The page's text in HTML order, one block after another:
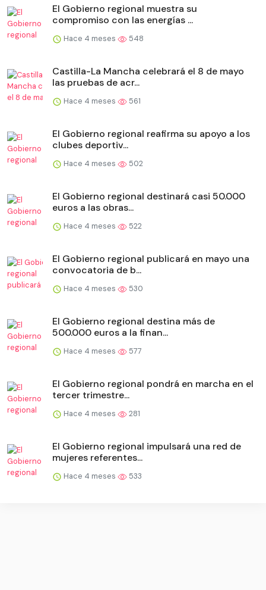
El Gobierno regional muestra su
compromiso con las energías ...
Hace 4 meses 548
Castilla-La Mancha celebrará el 8 de mayo
las pruebas de acr...
Hace 4 meses 561
El Gobierno regional reafirma su apoyo a los
clubes deportiv...
Hace 4 meses 502
El Gobierno regional destinará casi 50.000
euros a las obras...
Hace 4 meses 522
El Gobierno regional publicará en mayo una
convocatoria de b...
Hace 4 meses 530
El Gobierno regional destina más de
500.000 euros a la finan...
Hace 4 meses 577
El Gobierno regional pondrá en marcha en el
tercer trimestre...
Hace 4 meses 281
El Gobierno regional impulsará una red de
mujeres referentes...
Hace 4 meses 533